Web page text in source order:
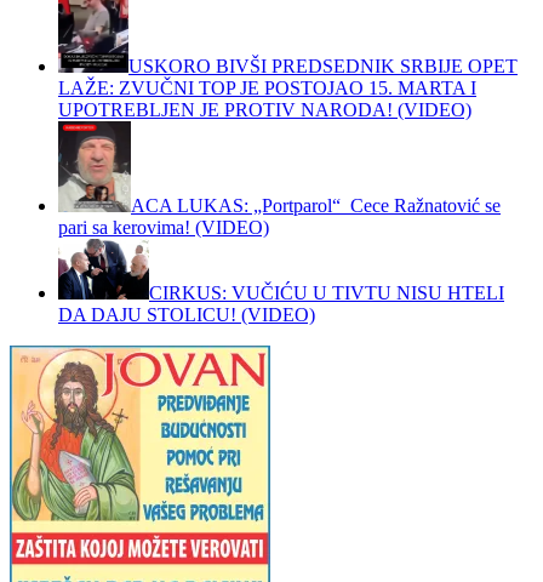
USKORO BIVŠI PREDSEDNIK SRBIJE OPET
LAŽE: ZVUČNI TOP JE POSTOJAO 15. MARTA I
UPOTREBLJEN JE PROTIV NARODA! (VIDEO)
ACA LUKAS: „Portparol“ Cece Ražnatović se
pari sa kerovima! (VIDEO)
CIRKUS: VUČIĆU U TIVTU NISU HTELI
DA DAJU STOLICU! (VIDEO)